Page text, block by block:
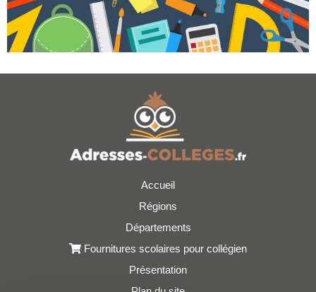
Accueil
Régions
Départements
Fournitures scolaires pour collégien
Présentation